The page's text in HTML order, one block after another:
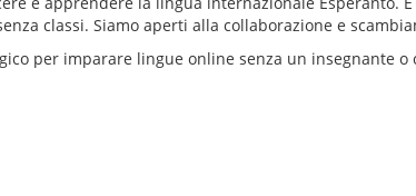
classi. Siamo aperti alla collaborazione e
per imparare lingue online senza un insegnante